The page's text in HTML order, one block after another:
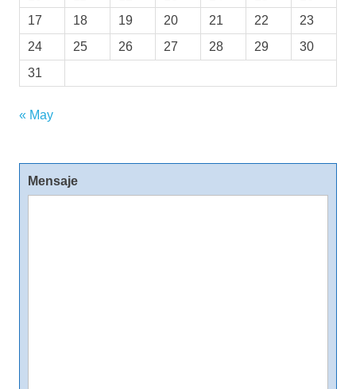
17
18 19 20 21 22
23
24
25 26 27 28 29
30
31
« May
Mensaje